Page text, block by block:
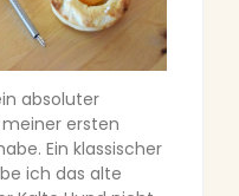
absoluter
meiner ersten
Ein klassischer
ich das alte